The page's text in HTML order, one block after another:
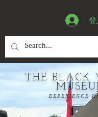
登
THE BLACK
EXPERIENCE